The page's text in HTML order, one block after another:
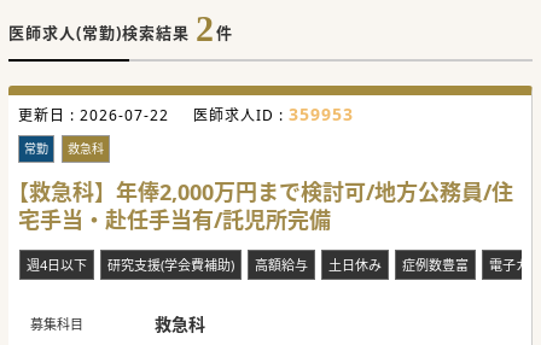
医師求人(常勤)検索結果 2件
更新日 : 2026-07-22 医師求人ID : 359953
常勤 救急科
【救急科】年俸2,000万円まで検討可/地方公務員/住
宅手当・赴任手当有/託児所完備
週4日以下 研究支援(学会費補助) 高額給与 土日休み 症例数豊富 電子カ
募集科目 救急科